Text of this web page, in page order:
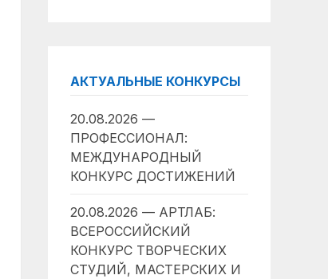
АКТУАЛЬНЫЕ КОНКУРСЫ
20.08.2026 —
ПРОФЕССИОНАЛ:
МЕЖДУНАРОДНЫЙ
КОНКУРС ДОСТИЖЕНИЙ
20.08.2026 — АРТЛАБ:
ВСЕРОССИЙСКИЙ
КОНКУРС ТВОРЧЕСКИХ
СТУДИЙ, МАСТЕРСКИХ И